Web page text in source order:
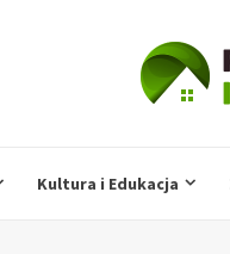
Kultura i Edukacja